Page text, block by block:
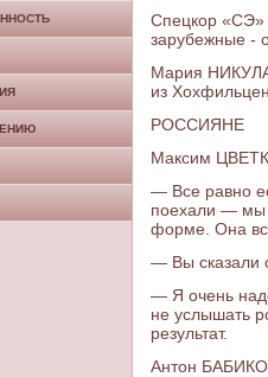
Спецкор «СЭ»
зарубежные -
Мария
из
РОССИЯНЕ
Максим
— Все равно
поехали — мы
форме. Она
— Вы сказали
— Я очень
не услышать
результат.
Антон